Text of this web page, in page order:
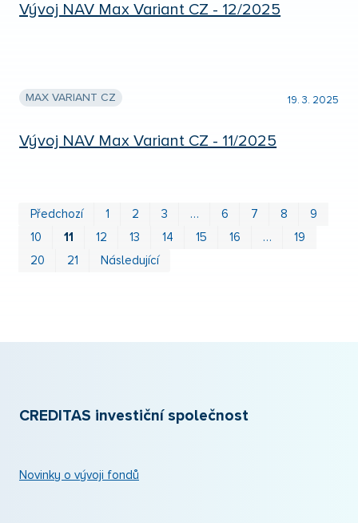
Vývoj NAV Max Variant CZ - 12/2025
MAX VARIANT CZ 19. 3. 2025
Vývoj NAV Max Variant CZ - 11/2025
Předchozí 1 2 3 … 6 7 8
9
10
11 12 13 14 15 16 …
19
20
21 Následující
CREDITAS investiční společnost
Novinky o vývoji fondů